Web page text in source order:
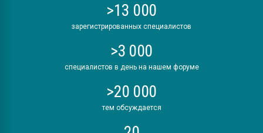
>13 000
зарегистрированных специалистов
>3 000
специалистов в день на нашем форуме
>20 000
тем обсуждается